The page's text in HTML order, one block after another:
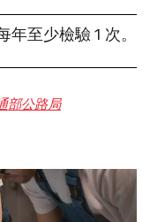
年至少檢驗 1 次。
部公路局